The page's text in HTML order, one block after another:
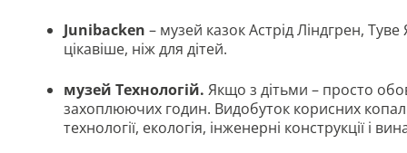
Junibacken – музей казок Астрід Ліндгрен,
цікавіше, ніж для дітей.
музей Технологій. Якщо з дітьми – просто
захоплюючих годин. Видобуток корисних
технології, екологія, інженерні конструкції і